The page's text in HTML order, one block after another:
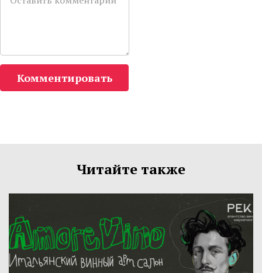
Комментировать
Читайте также